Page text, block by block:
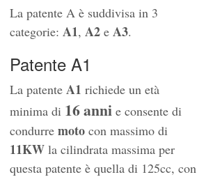
La patente A è suddivisa in 3
categorie: A1, A2 e A3.
Patente A1
La patente A1 richiede un età
minima di 16 anni e consente di
condurre moto con massimo di
11KW la cilindrata massima per
questa patente è quella di 125cc, con